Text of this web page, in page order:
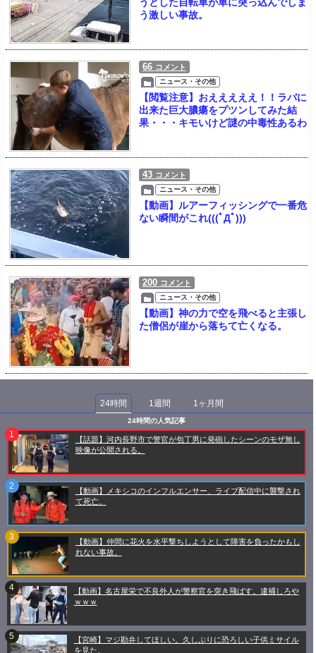
うとした自転車が車に突っ込んでしま
う激しい事故。
66 コメント
ニュース・その他
【閲覧注意】おえええええ！！ラバに
出来た巨大膿瘍をプツンしてみた結
果・・・キモいけど謎の中毒性あるわ
43 コメント
ニュース・その他
【動画】ルアーフィッシングで一番危
ない瞬間がこれ(((ﾟДﾟ)))
200 コメント
ニュース・その他
【動画】神の力で空を飛べると主張し
た僧侶が崖から落ちて亡くなる。
24時間 1週間 1ヶ月間
24時間の人気記事
【話題】河内長野市で警官が包丁男に発砲したシーンのモザ無し
映像が公開される。
【動画】メキシコのインフルエンサー、ライブ配信中に襲撃され
て死亡。
【動画】仲間に花火を水平撃ちしようとして障害を負ったかもし
れない事故。
【動画】名古屋栄で不良外人が警察官を突き飛ばす。逮捕しろや
ｗｗｗ
【宮崎】マジ勘弁してほしい。久しぶりに恐ろしい子供ミサイル
を見た。